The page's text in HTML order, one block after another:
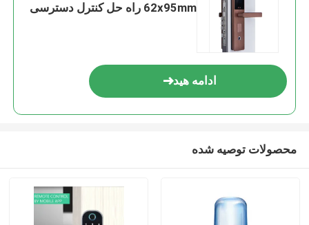
62x95mm راه حل کنترل دسترسی
ادامه هید
محصولات توصیه شده